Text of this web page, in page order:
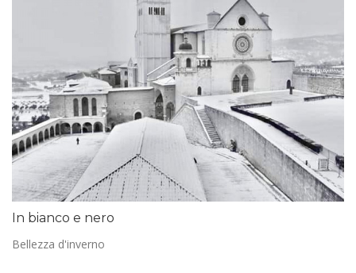
In bianco e nero
Bellezza d'inverno